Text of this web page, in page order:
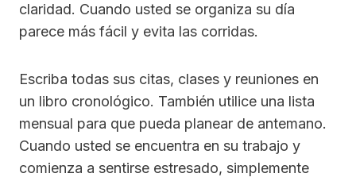
claridad. Cuando usted se organiza su día
parece más fácil y evita las corridas.
Escriba todas sus citas, clases y reuniones en
un libro cronológico. También utilice una lista
mensual para que pueda planear de antemano.
Cuando usted se encuentra en su trabajo y
comienza a sentirse estresado, simplemente